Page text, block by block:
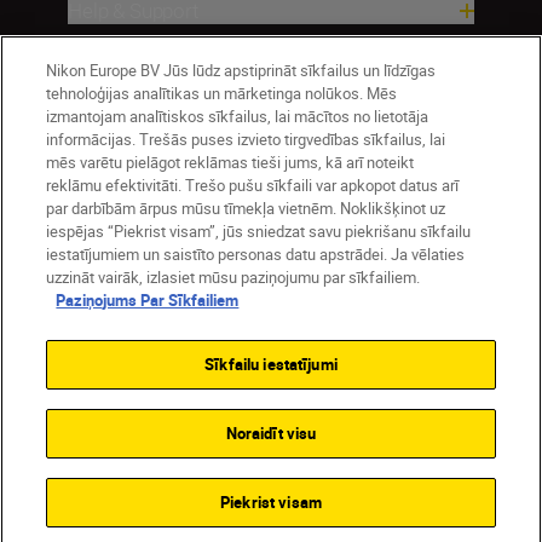
Company
Latvija Nikon Sites
Contact Us Privacy Notice
Terms of Use
Cookie Settings
Nikon Europe BV Jūs lūdz apstiprināt sīkfailus un līdzīgas
tehnoloģijas analītikas un mārketinga nolūkos. Mēs
izmantojam analītiskos sīkfailus, lai mācītos no lietotāja
informācijas. Trešās puses izvieto tirgvedības sīkfailus, lai
mēs varētu pielāgot reklāmas tieši jums, kā arī noteikt
reklāmu efektivitāti. Trešo pušu sīkfaili var apkopot datus arī
par darbībām ārpus mūsu tīmekļa vietnēm. Noklikšķinot uz
iespējas “Piekrist visam”, jūs sniedzat savu piekrišanu sīkfailu
iestatījumiem un saistīto personas datu apstrādei. Ja vēlaties
uzzināt vairāk, izlasiet mūsu paziņojumu par sīkfailiem.
Paziņojums Par Sīkfailiem
Sīkfailu iestatījumi
Noraidīt visu
Piekrist visam